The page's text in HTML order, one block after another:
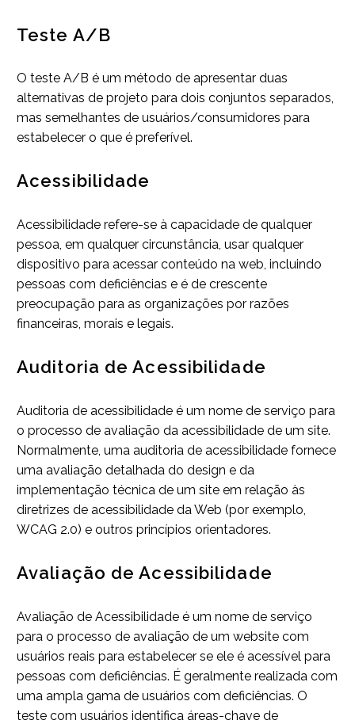
Teste A/B
O teste A/B é um método de apresentar duas
alternativas de projeto para dois conjuntos separados,
mas semelhantes de usuários/consumidores para
estabelecer o que é preferível.
Acessibilidade
Acessibilidade refere-se à capacidade de qualquer
pessoa, em qualquer circunstância, usar qualquer
dispositivo para acessar conteúdo na web, incluindo
pessoas com deficiências e é de crescente
preocupação para as organizações por razões
financeiras, morais e legais.
Auditoria de Acessibilidade
Auditoria de acessibilidade é um nome de serviço para
o processo de avaliação da acessibilidade de um site.
Normalmente, uma auditoria de acessibilidade fornece
uma avaliação detalhada do design e da
implementação técnica de um site em relação às
diretrizes de acessibilidade da Web (por exemplo,
WCAG 2.0) e outros princípios orientadores.
Avaliação de Acessibilidade
Avaliação de Acessibilidade é um nome de serviço
para o processo de avaliação de um website com
usuários reais para estabelecer se ele é acessível para
pessoas com deficiências. É geralmente realizada com
uma ampla gama de usuários com deficiências. O
teste com usuários identifica áreas-chave de